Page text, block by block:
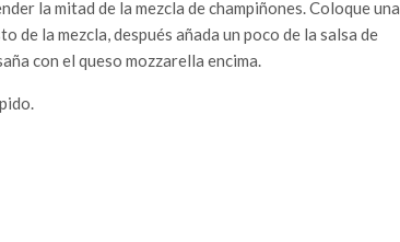
la mitad de la mezcla de champiñones. Coloque una
de la mezcla, después añada un poco de la salsa de
con el queso mozzarella encima.